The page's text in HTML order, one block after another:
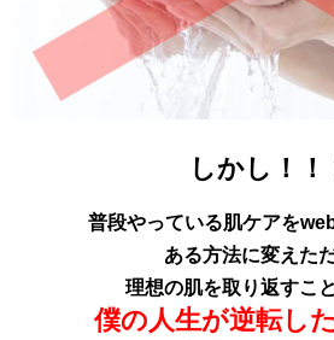
しかし！！
普段やっている肌ケアを
ある方法に変えた
理想の肌を取り返すこ
僕の人生が逆転し